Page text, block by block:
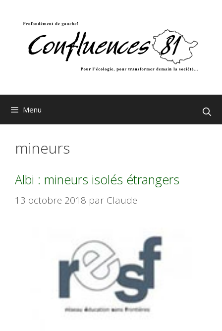
Menu
mineurs
Albi : mineurs isolés étrangers
13 octobre 2018 par Claude